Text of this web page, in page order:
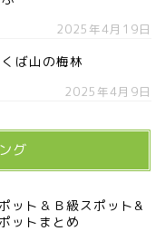
2025年4月19日
ば山の梅林
2025年4月9日
グ
ット＆Ｂ級スポット&
ットまとめ